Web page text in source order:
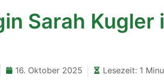
Sarah
16. Oktober 2025 Lesezeit: 1